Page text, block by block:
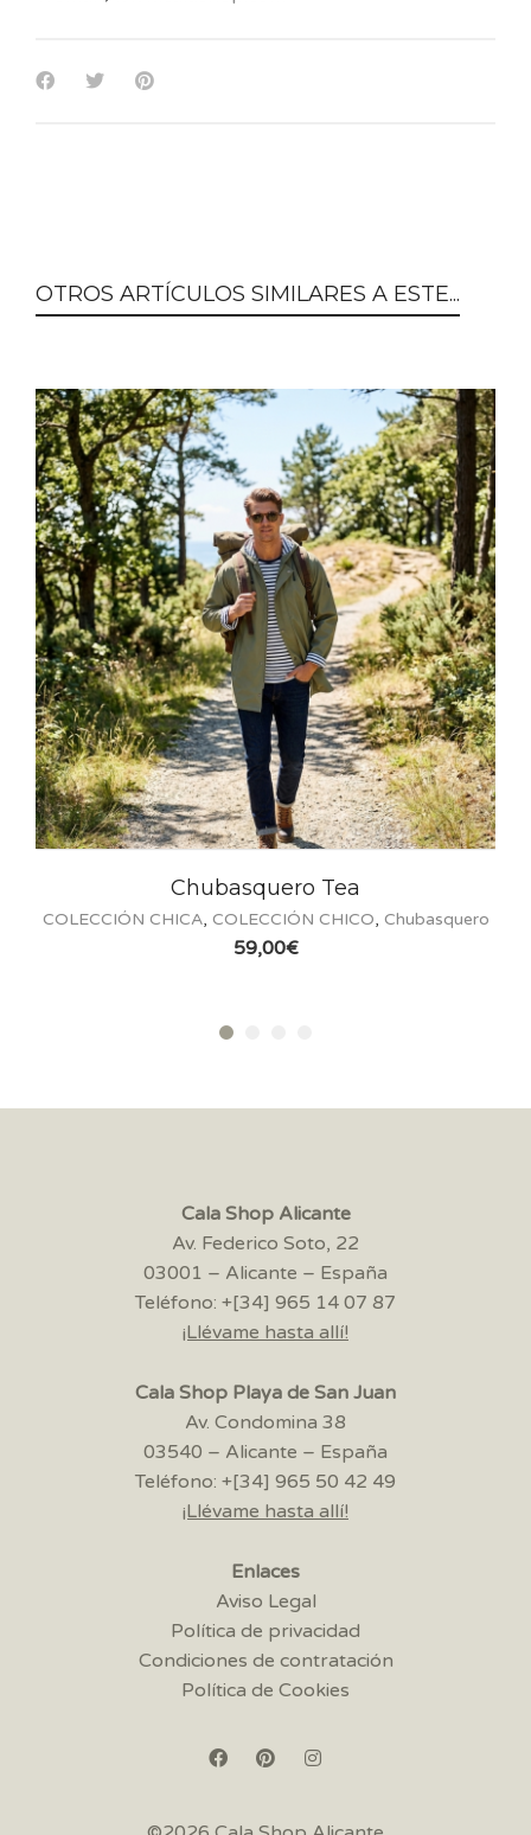
OTROS ARTÍCULOS SIMILARES A ESTE...
Chubasquero Tea
COLECCIÓN CHICA, COLECCIÓN CHICO, Chubasquero
59,00€
Cala Shop Alicante
Av. Federico Soto, 22
03001 – Alicante – España
Teléfono: +[34] 965 14 07 87
¡Llévame hasta allí!
Cala Shop Playa de San Juan
Av. Condomina 38
03540 – Alicante – España
Teléfono: +[34] 965 50 42 49
¡Llévame hasta allí!
Enlaces
Aviso Legal
Política de privacidad
Condiciones de contratación
Política de Cookies